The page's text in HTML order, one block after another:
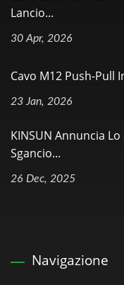
Lancio...
30 Apr, 2026
Cavo M12 Push-Pull
23 Jan, 2026
KINSUN Annuncia
Sgancio...
26 Dec, 2025
Navigazione